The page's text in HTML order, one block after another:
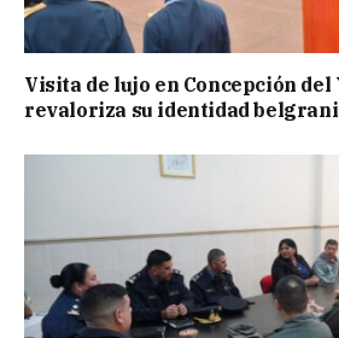
Visita de lujo en Concepción del
revaloriza su identidad